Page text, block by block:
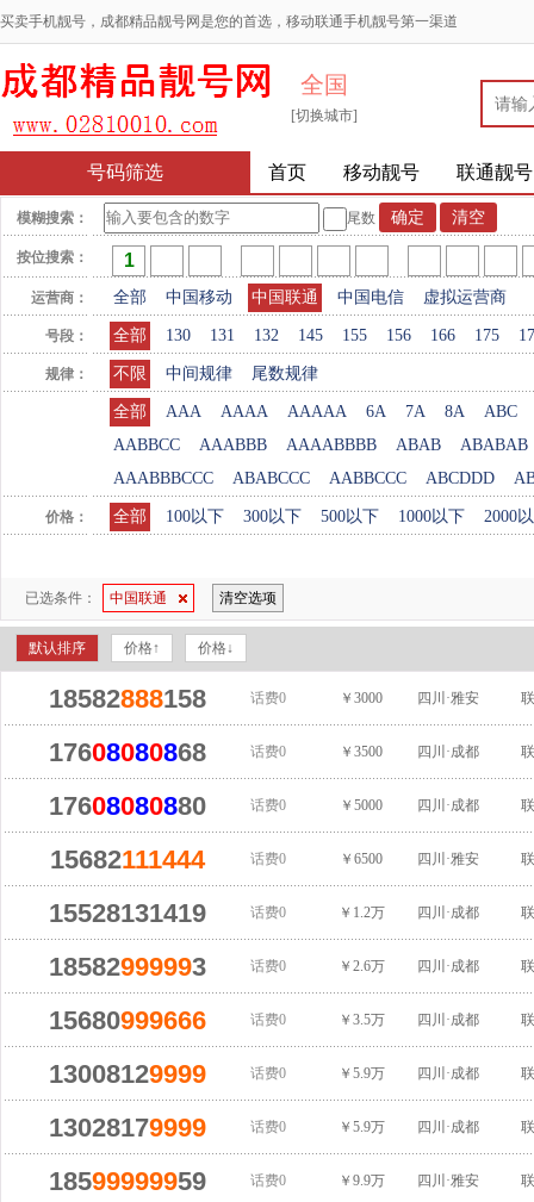
买卖手机靓号，成都精品靓号网是您的首选，移动联通手机靓号第一渠道
全国
[切换城市]
号码筛选 首页 移动靓号 联通靓号
模糊搜索： 尾数
按位搜索：
运营商： 全部 中国移动 中国联通 中国电信 虚拟运营商
号段： 全部 130 131 132 145 155 156 166 175
规律： 不限 中间规律 尾数规律
全部 AAA AAAA AAAAA 6A 7A 8A
ABC
AABBCC
AAABBB AAAABBBB ABAB
ABABAB
AAABBBCCC
ABABCCC AABBCCC ABCDDD
价格： 全部 100以下 300以下 500以下 1000以下 2000
已选条件： 中国联通 清空选项
默认排序 价格↑ 价格↓
18582888158 话费0 ￥3000 四川·雅安
17608080868 话费0 ￥3500 四川·成都
17608080880 话费0 ￥5000 四川·成都
15682111444 话费0 ￥6500 四川·雅安
15528131419 话费0 ￥1.2万 四川·成都
18582999993 话费0 ￥2.6万 四川·成都
15680999666 话费0 ￥3.5万 四川·成都
13008129999 话费0 ￥5.9万 四川·成都
13028179999 话费0 ￥5.9万 四川·成都
18599999959 话费0 ￥9.9万 四川·雅安